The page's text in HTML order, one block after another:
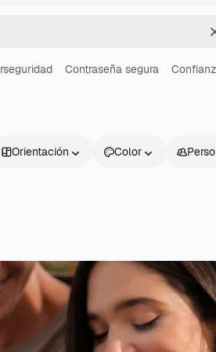
Contraseña segura
Orientación Color
Información útil